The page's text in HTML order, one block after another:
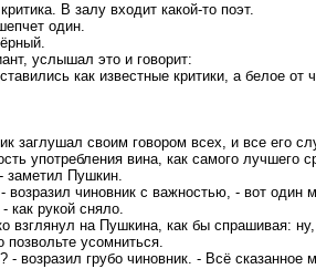
В залу входит какой-то поэт.
один.
услышал это и говорит:
как известные критики, а белое от
заглушал своим говором всех, и все его
употребления вина, как самого лучшего
заметил Пушкин.
возразил чиновник с важностью, - вот один
как рукой сняло.
взглянул на Пушкина, как бы спрашивая:
усомниться.
- возразил грубо чиновник. - Всё